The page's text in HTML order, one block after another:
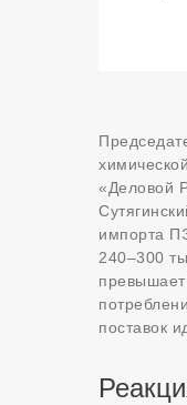
«Деловой
импорта
240–300
превышает
поставок